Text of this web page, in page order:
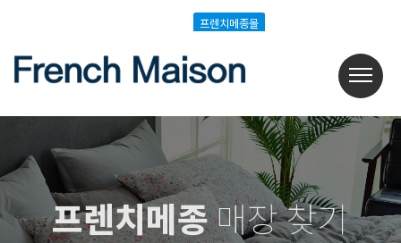
프렌치메종몰
프렌치메종매장 찾기